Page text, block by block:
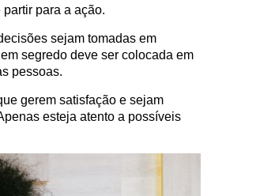
para a ação.
sejam tomadas em
segredo deve ser colocada em
pessoas.
gerem satisfação e sejam
esteja atento a possíveis